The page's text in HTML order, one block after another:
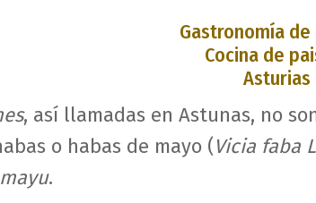
Gastronomía de
Cocina de
Asturias
, así llamadas en Astunas, no
o habas de mayo (Vicia faba
.